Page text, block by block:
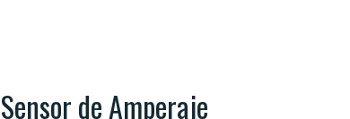
Sensor de Amperaje